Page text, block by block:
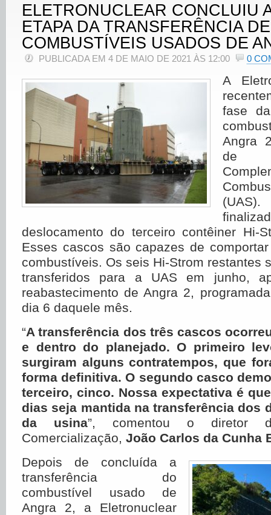
ELETRONUCLEAR CONCLUIU
ETAPA DA TRANSFERÊNCIA DE
COMBUSTÍVEIS USADOS DE
PUBLICADA EM 4 DE MAIO DE 2021 ÀS 12:00 0
A
fase
Angra
de
deslocamento do terceiro contêiner Hi-
Esses cascos são capazes de
combustíveis. Os seis Hi-Strom restantes
transferidos para a UAS em junho,
reabastecimento de Angra 2,
dia 6 daquele mês.
“A transferência dos três cascos
e dentro do planejado. O primeiro
surgiram alguns contratempos, que
forma definitiva. O segundo casco
terceiro, cinco. Nossa expectativa é
dias seja mantida na transferência dos
da usina”, comentou o diretor
Comercialização, João Carlos da Cunha
Depois de concluída a
transferência do
combustível usado de
Angra 2, a Eletronuclear